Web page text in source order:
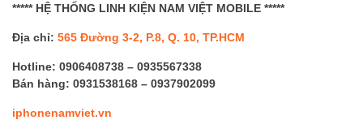
***** HỆ THỐNG LINH KIỆN NAM VIỆT MOBILE *****
Địa chỉ: 565 Đường 3-2, P.8, Q. 10, TP.HCM
Hotline: 0906408738 – 0935567338
Bán hàng: 0931538168 – 0937902099
iphonenamviet.vn